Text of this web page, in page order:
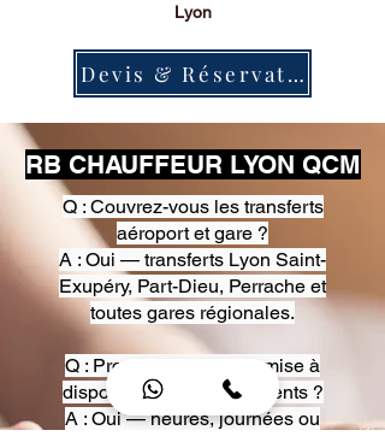
Lyon
Devis & Réservation
RB CHAUFFEUR LYON QCM
Q : Couvrez-vous les transferts
aéroport et gare ?
A : Oui — transferts Lyon Saint-
Exupéry, Part-Dieu, Perrache et
toutes gares régionales.
Q : Proposez-vous une mise à
disposition pour événements ?
A : Oui — heures, journées ou